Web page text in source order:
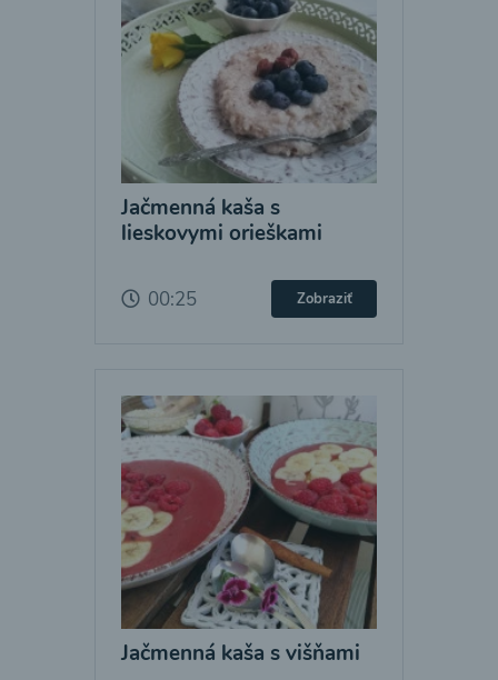
Jačmenná kaša s
lieskovymi orieškami
00:25 Zobraziť
Jačmenná kaša s višňami